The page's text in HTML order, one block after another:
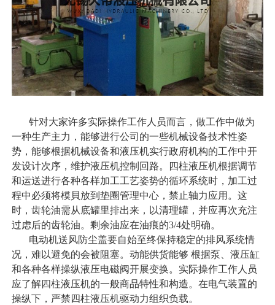
针对大家许多实际操作工作人员而言，做工作中做为
一种生产主力，能够进行公司的一些机械设备技术性姿
势，能够根据机械设备和液压机实行政府机构的工作中开
发设计次序，维护液压机控制回路。四柱液压机根据调节
和运送进行各种各样加工工艺姿势的循环系统时，加工过
程中必须将模貝放到垫圈管理中心，禁止轴力应用。这
时，齿轮油需从底罐里排出来，以清理罐，并应再次充注
过虑后的齿轮油。剩余油应在油痕的3/4处明确。
电动机送风防尘盖要自始至终保持稳定的排风系统情
况，难以避免的会被阻塞。动能供货能够 根据泵、液压缸
和各种各样操纵液压电磁阀开展变换。实际操作工作人员
应了解四柱液压机的一般商品特性和构造。在电气装置的
操纵下，严禁四柱液压机驱动力组织负载。